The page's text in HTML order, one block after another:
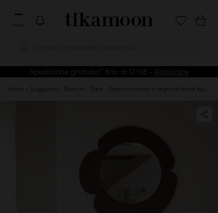
Menu
Spedizione gratuita* fino al 17/08 - Applicare
Home Soggiorno Specchi Sara - Specchio tondo in legno di mindi scuro 110x110 cm